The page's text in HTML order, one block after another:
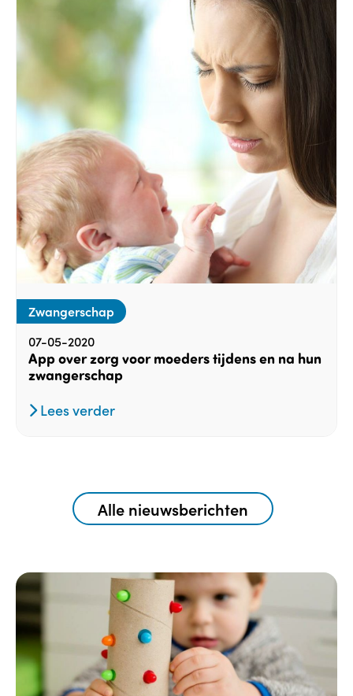
Zwangerschap
07-05-2020
App over zorg voor moeders tijdens en na hun
zwangerschap
Lees verder
Alle nieuwsberichten